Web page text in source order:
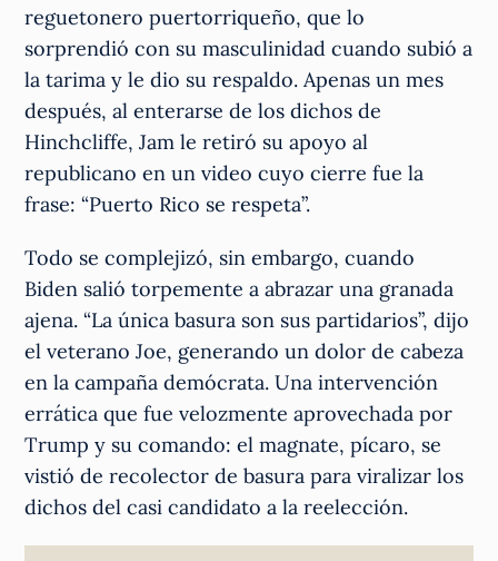
reguetonero puertorriqueño, que lo
sorprendió con su masculinidad cuando subió a
la tarima y le dio su respaldo. Apenas un mes
después, al enterarse de los dichos de
Hinchcliffe, Jam le retiró su apoyo al
republicano en un video cuyo cierre fue la
frase: “Puerto Rico se respeta”.
Todo se complejizó, sin embargo, cuando
Biden salió torpemente a abrazar una granada
ajena. “La única basura son sus partidarios”, dijo
el veterano Joe, generando un dolor de cabeza
en la campaña demócrata. Una intervención
errática que fue velozmente aprovechada por
Trump y su comando: el magnate, pícaro, se
vistió de recolector de basura para viralizar los
dichos del casi candidato a la reelección.